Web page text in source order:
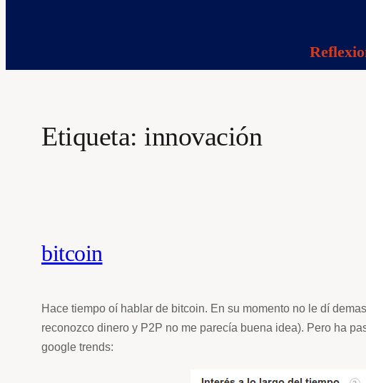
Etiqueta: innovación
bitcoin
Hace tiempo oí hablar de bitcoin. En su momento no le dí
reconozco dinero y P2P no me parecía buena idea). Pero ha
google trends: